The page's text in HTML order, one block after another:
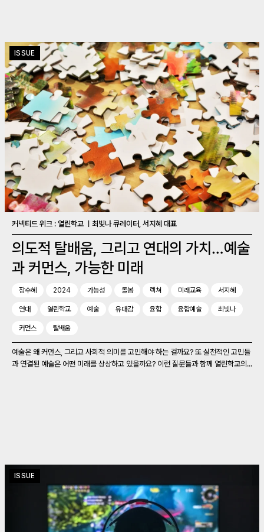
ISSUE
커넥티드 위크 : 열린학교 ㅣ최빛나 큐레이터, 서지혜 대표
의도적 탈배움, 그리고 연대의 가치…예술
과 커먼스, 가능한 미래
장수혜 2024 가능성 돌봄 렉쳐 미래교육 서지혜
연대 열린학교 예술 유대감 융합 융합예술 최빛나
커먼스 탈배움
예술은 왜 커먼스, 그리고 사회적 의미를 고민해야 하는 걸까요? 또 실천적인 고민들
과 연결된 예술은 어떤 미래를 상상하고 있을까요? 이런 질문들과 함께 열린학교의...
ISSUE